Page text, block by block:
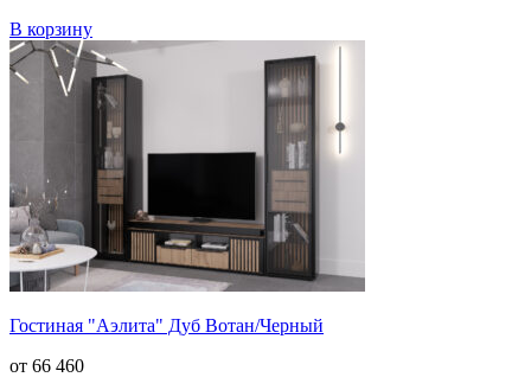
В корзину
Гостиная "Аэлита" Дуб Вотан/Черный
от 66 460